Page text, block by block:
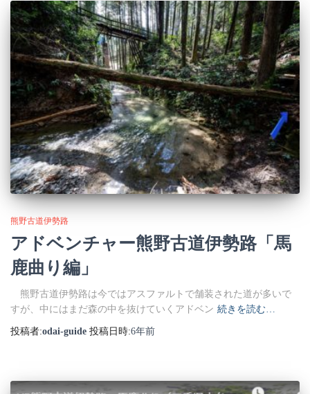
熊野古道伊勢路
アドベンチャー熊野古道伊勢路「馬
鹿曲り編」
熊野古道伊勢路は今ではアスファルトで舗装された道が多いで
すが、中にはまだ森の中を抜けていくアドベン 続きを読む…
投稿者:odai-guide 投稿日時:6年前